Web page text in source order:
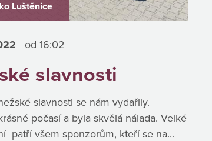
Luštěnice
od 16:02
slavnosti
slavnosti se nám vydařily.
počasí a byla skvělá nálada. Velké
patří všem sponzorům, kteří se na...